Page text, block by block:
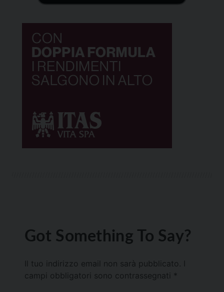
Got Something To Say?
Il tuo indirizzo email non sarà pubblicato.
campi obbligatori sono contrassegnati *